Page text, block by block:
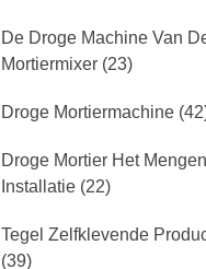
De Droge Machine Van
Mortiermixer (23)
Droge Mortiermachine
Droge Mortier Het
Installatie (22)
Tegel Zelfklevende
(39)